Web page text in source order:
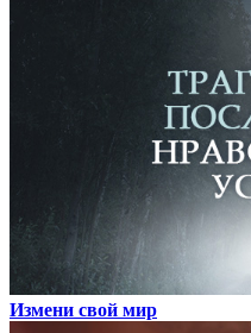
Измени свой мир